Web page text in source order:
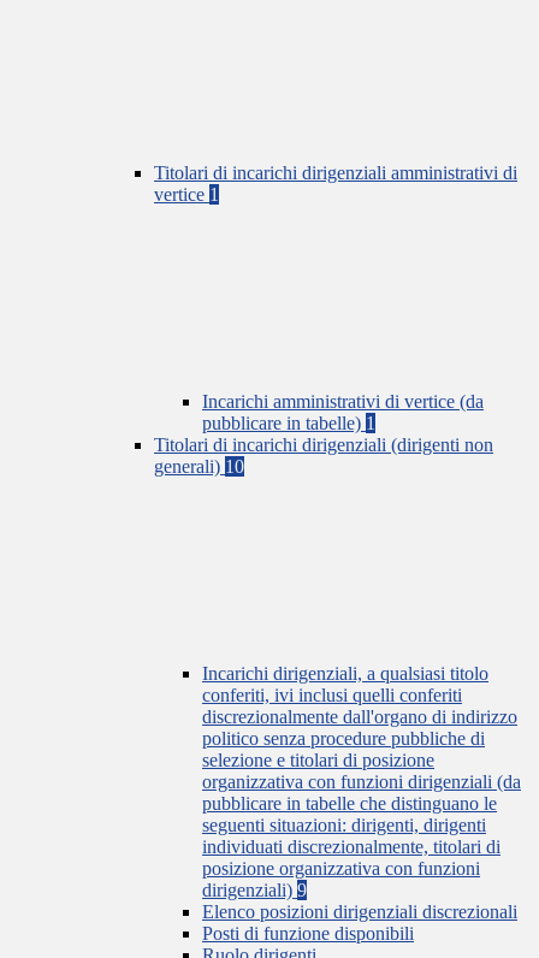
Titolari di incarichi dirigenziali amministrativi di
vertice 1
Incarichi amministrativi di vertice (da
pubblicare in tabelle) 1
Titolari di incarichi dirigenziali (dirigenti non
generali) 10
Incarichi dirigenziali, a qualsiasi titolo
conferiti, ivi inclusi quelli conferiti
discrezionalmente dall'organo di indirizzo
politico senza procedure pubbliche di
selezione e titolari di posizione
organizzativa con funzioni dirigenziali (da
pubblicare in tabelle che distinguano le
seguenti situazioni: dirigenti, dirigenti
individuati discrezionalmente, titolari di
posizione organizzativa con funzioni
dirigenziali) 9
Elenco posizioni dirigenziali discrezionali
Posti di funzione disponibili